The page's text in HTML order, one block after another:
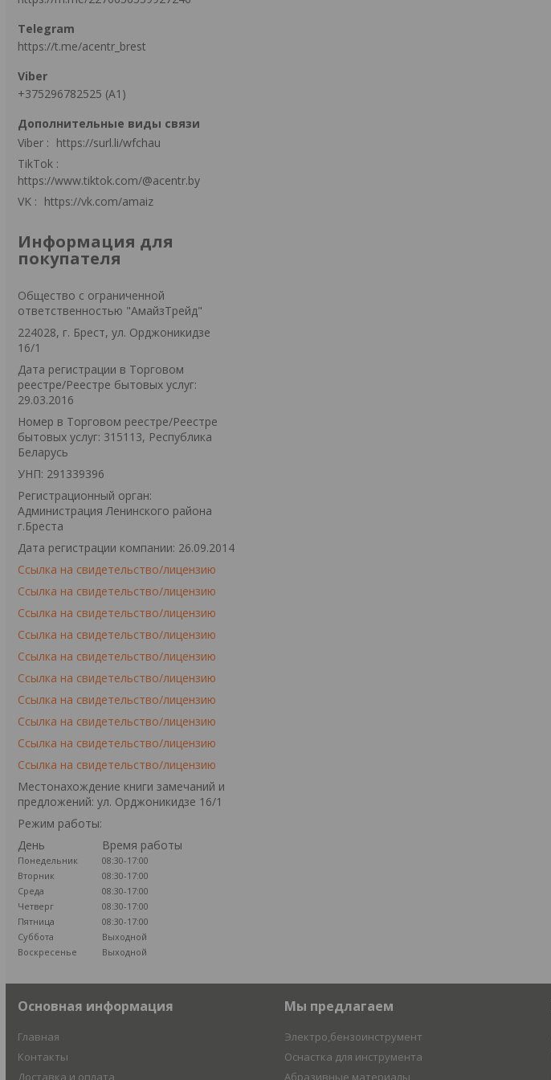
https://t.me/acentr_brest
+375296782525 (А1)
Viber
https://surl.li/wfchau
TikTok
https://www.tiktok.com/@acentr.by
VK
https://vk.com/amaiz
Информация для
покупателя
Общество с ограниченной
ответственностью "АмайзТрейд"
224028, г. Брест, ул. Орджоникидзе
16/1
Дата регистрации в Торговом
реестре/Реестре бытовых услуг:
29.03.2016
Номер в Торговом реестре/Реестре
бытовых услуг: 315113, Республика
Беларусь
УНП: 291339396
Регистрационный орган:
Администрация Ленинского района
г.Бреста
Дата регистрации компании: 26.09.2014
Ссылка на свидетельство/лицензию
Ссылка на свидетельство/лицензию
Ссылка на свидетельство/лицензию
Ссылка на свидетельство/лицензию
Ссылка на свидетельство/лицензию
Ссылка на свидетельство/лицензию
Ссылка на свидетельство/лицензию
Ссылка на свидетельство/лицензию
Ссылка на свидетельство/лицензию
Ссылка на свидетельство/лицензию
Местонахождение книги замечаний и
предложений: ул. Орджоникидзе 16/1
Режим работы:
День
Время работы
Понедельник
08:30-17:00
Вторник
08:30-17:00
Среда
08:30-17:00
Четверг
08:30-17:00
Пятница
08:30-17:00
Суббота
Выходной
Воскресенье
Выходной
Основная информация
Главная
Контакты
Доставка и оплата
Мы предлагаем
Электро,бензоинструмент
Оснастка для инструмента
Абразивные материалы